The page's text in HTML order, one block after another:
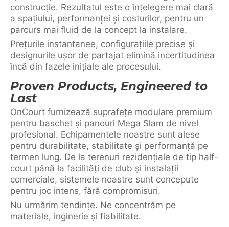
construcție. Rezultatul este o înțelegere mai clară
a spațiului, performanței și costurilor, pentru un
parcurs mai fluid de la concept la instalare.
Prețurile instantanee, configurațiile precise și
designurile ușor de partajat elimină incertitudinea
încă din fazele inițiale ale procesului.
Proven Products, Engineered to
Last
OnCourt furnizează suprafețe modulare premium
pentru baschet și panouri Mega Slam de nivel
profesional. Echipamentele noastre sunt alese
pentru durabilitate, stabilitate și performanță pe
termen lung. De la terenuri rezidențiale de tip half-
court până la facilități de club și instalații
comerciale, sistemele noastre sunt concepute
pentru joc intens, fără compromisuri.
Nu urmărim tendințe. Ne concentrăm pe
materiale, inginerie și fiabilitate.